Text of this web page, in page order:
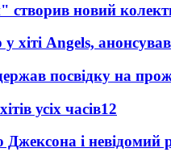
створив новий
Angels,
посвідку на
усіх часів12
і невідомий